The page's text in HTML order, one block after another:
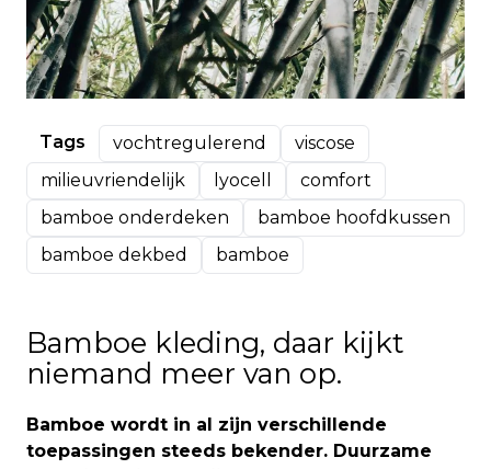
Tags vochtregulerend
viscose
milieuvriendelijk
lyocell
comfort
bamboe onderdeken
bamboe hoofdkussen
bamboe dekbed
bamboe
Bamboe kleding, daar kijkt
niemand meer van op.
Bamboe wordt in al zijn verschillende
toepassingen steeds bekender. Duurzame